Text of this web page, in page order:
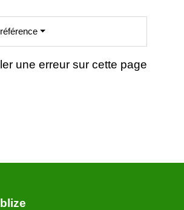
une erreur sur cette page